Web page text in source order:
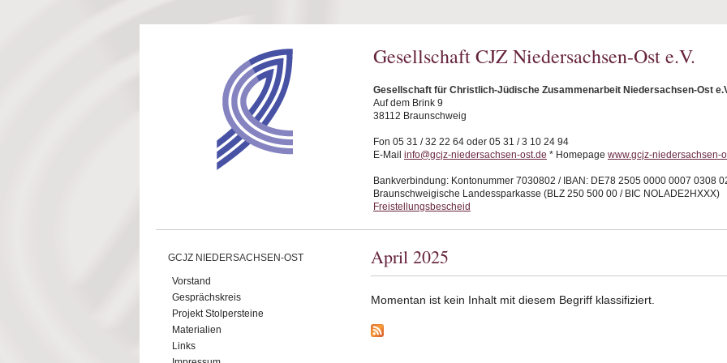
Gesellschaft CJZ Niedersachsen-Ost e.V.
Gesellschaft für Christlich-Jüdische Zusammenarbeit Niedersachsen-Ost
Auf dem Brink 9
38112 Braunschweig
Fon 05 31 / 32 22 64 oder 05 31 / 3 10 24 94
E-Mail info@gcjz-niedersachsen-ost.de * Homepage www.gcjz-niedersachsen-
Bankverbindung: Kontonummer 7030802 / IBAN: DE78 2505 0000 0007 0308
Braunschweigische Landessparkasse (BLZ 250 500 00 / BIC NOLADE2HXXX)
Freistellungsbescheid
GCJZ NIEDERSACHSEN-OST
Vorstand
Gesprächskreis
Projekt Stolpersteine
Materialien
Links
April 2025
Momentan ist kein Inhalt mit diesem Begriff klassifiziert.